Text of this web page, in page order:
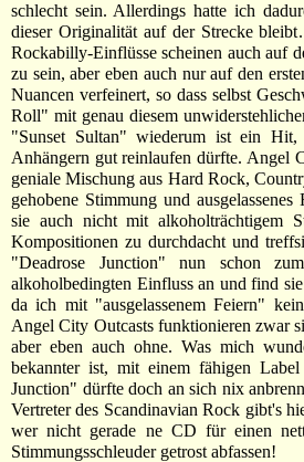
schlecht sein. Allerdings hatte ich
dieser Originalität auf der Strecke
Rockabilly-Einflüsse scheinen auch auf
zu sein, aber eben auch nur auf den
Nuancen verfeinert, so dass selbst
Roll" mit genau diesem
"Sunset Sultan" wiederum ist ein
Anhängern gut reinlaufen dürfte. Angel
geniale Mischung aus Hard Rock,
gehobene Stimmung und
sie auch nicht mit alkoholträchtigem
Kompositionen zu durchdacht und
"Deadrose Junction" nun schon
alkoholbedingten Einfluss an und find
da ich mit "ausgelassenem Feiern"
Angel City Outcasts funktionieren zwar
aber eben auch ohne. Was mich
bekannter ist, mit einem fähigen
Junction" dürfte doch an sich nix
Vertreter des Scandinavian Rock gibt's
wer nicht gerade ne CD für einen
Stimmungsschleuder getrost abfassen!